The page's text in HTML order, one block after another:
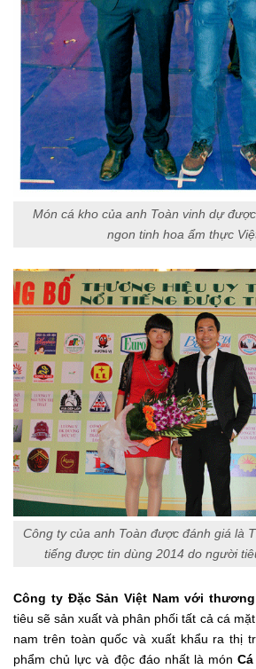
Món cá kho của anh Toàn vinh dự
ngon tinh hoa ẩm thực
Công ty của anh Toàn được đánh giá là
tiếng được tin dùng 2014 do người
Công ty Đặc Sản Việt Nam với thương
tiêu sẽ sản xuất và phân phối tất cả cá
nam trên toàn quốc và xuất khẩu ra thị
phẩm chủ lực và độc đáo nhất là món